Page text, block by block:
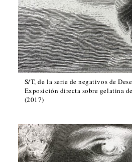
S/T, de la serie de negativos de
Exposición directa sobre gelatina
(2017)